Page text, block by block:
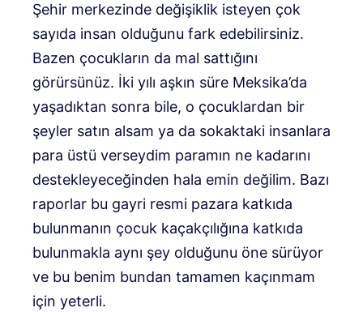
Şehir merkezinde değişiklik isteyen çok
sayıda insan olduğunu fark edebilirsiniz.
Bazen çocukların da mal sattığını
görürsünüz. İki yılı aşkın süre Meksika’da
yaşadıktan sonra bile, o çocuklardan bir
şeyler satın alsam ya da sokaktaki insanlara
para üstü verseydim paramın ne kadarını
destekleyeceğinden hala emin değilim. Bazı
raporlar bu gayri resmi pazara katkıda
bulunmanın çocuk kaçakçılığına katkıda
bulunmakla aynı şey olduğunu öne sürüyor
ve bu benim bundan tamamen kaçınmam
için yeterli.